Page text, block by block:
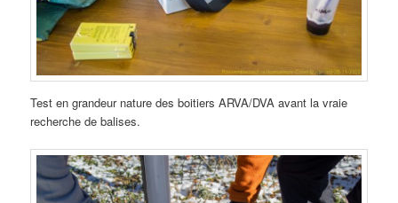
Test en grandeur nature des boitiers ARVA/DVA avant la vraie
recherche de balises.